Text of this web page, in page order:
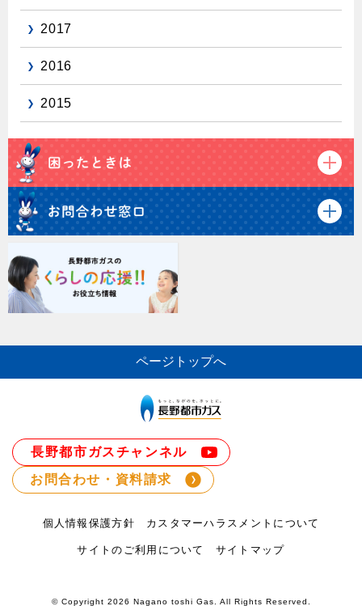
各種手続き
ガス使用停止のご案内
インターネット受付
2017
2016
2015
ページトップへ
長野都市ガスチャンネル
お問合わせ・資料請求
個人情報保護方針 カスタマーハラスメントについて
サイトのご利用について サイトマップ
© Copyright 2026 Nagano toshi Gas. All Rights Reserved.